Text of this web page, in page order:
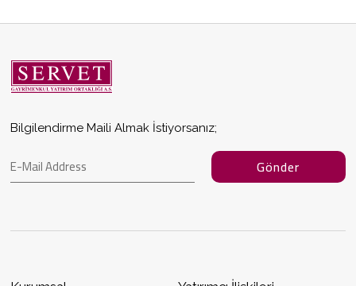
Bilgilendirme Maili Almak İstiyorsanız;
Gönder